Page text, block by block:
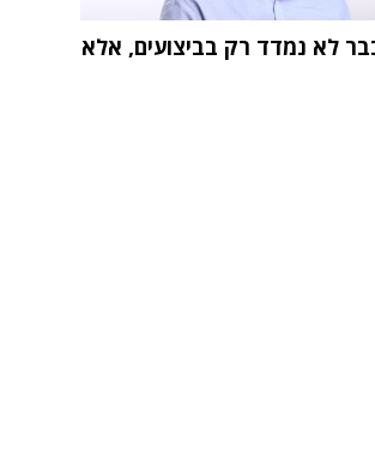
לא נמדד רק בביצועים, אלא